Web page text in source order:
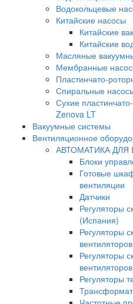
Водокольцевые
Китайские насосы
Китайские
Китайские
Масляные
Мембранные
Пластинчато-
Спиральные
Сухие
Zenova LT
Вакуумные системы
Вентиляционное
АВТОМАТИКА ДЛЯ
Блоки
Готовые
вентиляции
Датчики
Регуляторы
(Испания)
Регуляторы
вентиляторов
Регуляторы
вентиляторов
Регуляторы